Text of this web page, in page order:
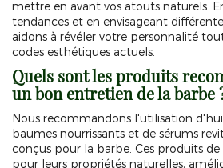
mettre en avant vos atouts naturels.
tendances et en envisageant
aidons à révéler votre personnalité
codes esthétiques actuels.
Quels sont les produits
un bon entretien de la barbe
Nous recommandons l'utilisation
baumes nourrissants et de sérums
conçus pour la barbe. Ces produits
pour leurs propriétés naturelles,